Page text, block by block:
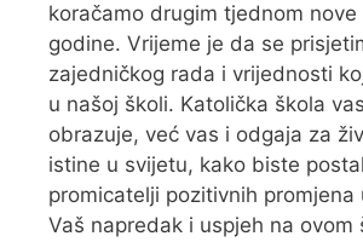
koračamo drugim tjednom nove
godine. Vrijeme je da se
zajedničkog rada i vrijednosti
u našoj školi. Katolička škola
obrazuje, već vas i odgaja za
istine u svijetu, kako biste
promicatelji pozitivnih promjena
Vaš napredak i uspjeh na ovom